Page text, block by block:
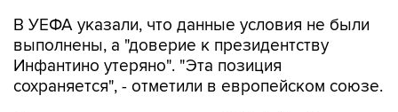
В УЕФА указали, что данные условия не были
выполнены, а "доверие к президентству
Инфантино утеряно". "Эта позиция
сохраняется", - отметили в европейском союзе.